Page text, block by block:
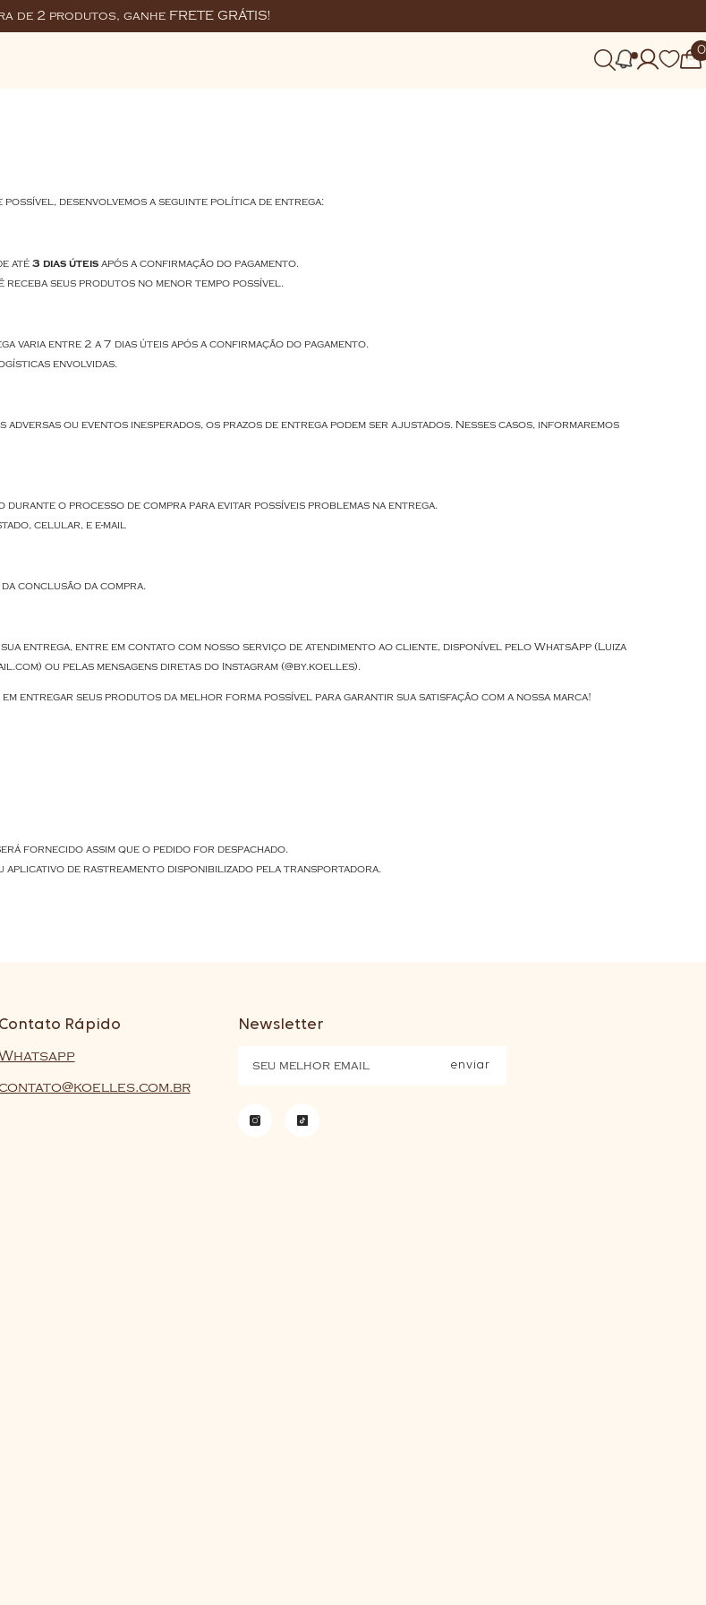
de 2 produtos, ganhe FRETE GRÁTIS!
0
desenvolvemos a seguinte política de entrega:
até 3 dias úteis após a confirmação do pagamento.
receba seus produtos no menor tempo possível.
varia entre 2 a 7 dias úteis após a confirmação do pagamento.
envolvidas.
ou eventos inesperados, os prazos de entrega podem ser ajustados. Nesses casos, informaremos
o processo de compra para evitar possíveis problemas na entrega.
celular, e e-mail
conclusão da compra.
entrega, entre em contato com nosso serviço de atendimento ao cliente, disponível pelo WhatsApp (Luiza
ou pelas mensagens diretas do Instagram (@by.koelles).
entregar seus produtos da melhor forma possível para garantir sua satisfação com a nossa marca!
fornecido assim que o pedido for despachado.
aplicativo de rastreamento disponibilizado pela transportadora.
Contato Rápido Newsletter
enviar